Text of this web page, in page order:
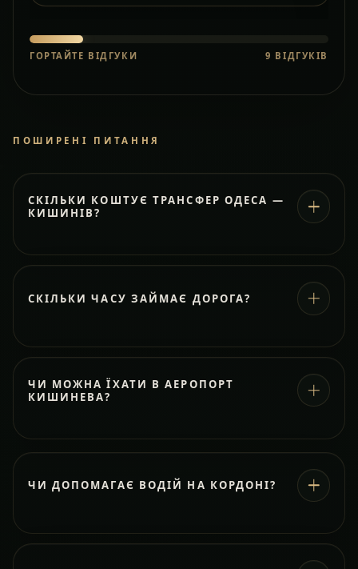
ГОРТАЙТЕ ВІДГУКИ 9 ВІДГУКІВ
ПОШИРЕНІ ПИТАННЯ
СКІЛЬКИ КОШТУЄ ТРАНСФЕР ОДЕСА —
КИШИНІВ?
СКІЛЬКИ ЧАСУ ЗАЙМАЄ ДОРОГА?
ЧИ МОЖНА ЇХАТИ В АЕРОПОРТ
КИШИНЕВА?
ЧИ ДОПОМАГАЄ ВОДІЙ НА КОРДОНІ?